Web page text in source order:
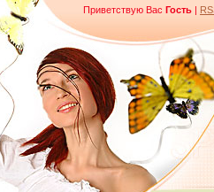
Приветствую Вас Гость |